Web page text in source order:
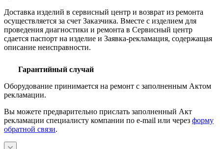
Доставка изделий в сервисный центр и возврат из ремонта
осуществляется за счет Заказчика. Вместе с изделием для
проведения диагностики и ремонта в Сервисный центр
сдается паспорт на изделие и Заявка-рекламация, содержащая
описание неисправности.
Гарантийный случай
Оборудование принимается на ремонт с заполненным Актом
рекламации.
Вы можете предварительно прислать заполненный Акт
рекламации специалисту компании по e-mail или через форму
обратной связи.